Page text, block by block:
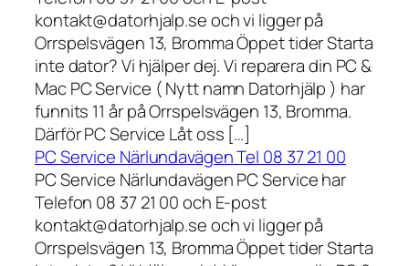
kontakt@datorhjalp.se och vi ligger på
Orrspelsvägen 13, Bromma Öppet tider Starta
inte dator? Vi hjälper dej. Vi reparera din PC &
Mac PC Service ( Nytt namn Datorhjälp ) har
funnits 11 år på Orrspelsvägen 13, Bromma.
Därför PC Service Låt oss […]
PC Service Närlundavägen Tel 08 37 21 00
PC Service Närlundavägen PC Service har
Telefon 08 37 21 00 och E-post
kontakt@datorhjalp.se och vi ligger på
Orrspelsvägen 13, Bromma Öppet tider Starta